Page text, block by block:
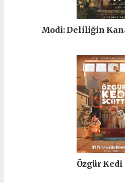
Modi: Deliliğin
Özgür Kedi